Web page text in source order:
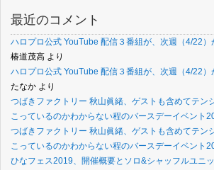
最近のコメント
ハロプロ公式 YouTube 配信３番組が、次週（4/22
椿道茂高 より
ハロプロ公式 YouTube 配信３番組が、次週（4/22
たなか より
つばきファクトリー 秋山眞緒、ゲストも含めてテン
こっているのかわからない程のバースデーイベント
つばきファクトリー 秋山眞緒、ゲストも含めてテン
こっているのかわからない程のバースデーイベント
ひなフェス2019、開催概要とソロ&シャッフルユニ